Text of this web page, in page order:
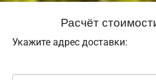
Расчёт
Укажите адрес доставки: